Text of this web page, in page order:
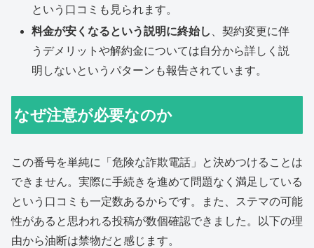
という口コミも見られます。
料金が安くなるという説明に終始し
、契約変更に伴
うデメリットや解約金については自分から詳しく説
明しないというパターンも報告されています。
なぜ注意が必要なのか
この番号を単純に「危険な詐欺電話」と決めつけることは
できません。実際に手続きを進めて問題なく満足している
という口コミも一定数あるからです。また、ステマの可能
性があると思われる投稿が数個確認できました。以下の理
由から油断は禁物だと感じます。